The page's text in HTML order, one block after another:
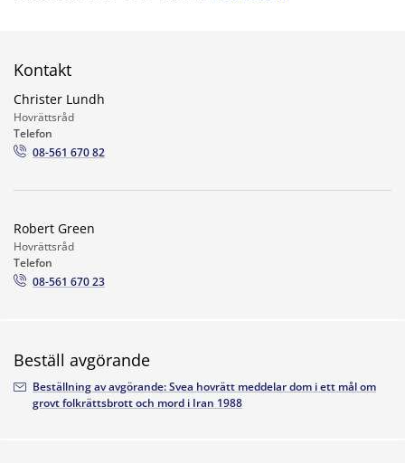
Kontakt
Christer Lundh
Hovrättsråd
Telefon
08-561 670 82
Robert Green
Hovrättsråd
Telefon
08-561 670 23
Beställ avgörande
Beställning av avgörande: Svea hovrätt meddelar dom i ett mål om
grovt folkrättsbrott och mord i Iran 1988